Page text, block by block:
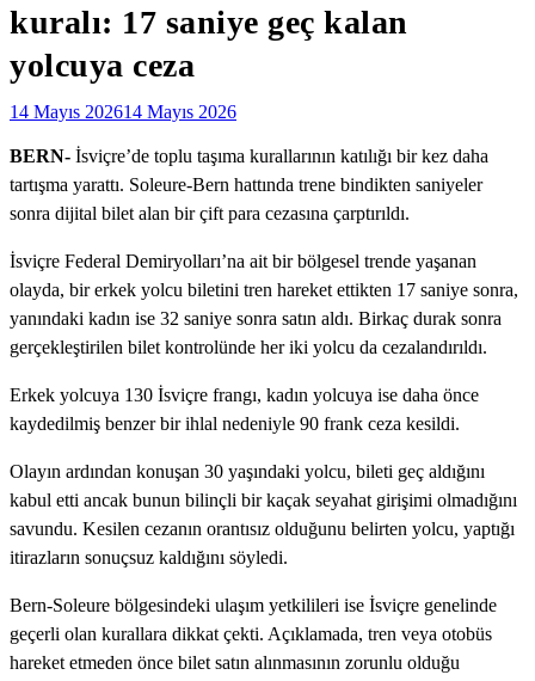
kuralı: 17 saniye geç kalan
yolcuya ceza
14 Mayıs 202614 Mayıs 2026
BERN- İsviçre’de toplu taşıma kurallarının katılığı bir kez daha
tartışma yarattı. Soleure-Bern hattında trene bindikten saniyeler
sonra dijital bilet alan bir çift para cezasına çarptırıldı.
İsviçre Federal Demiryolları’na ait bir bölgesel trende yaşanan
olayda, bir erkek yolcu biletini tren hareket ettikten 17 saniye sonra,
yanındaki kadın ise 32 saniye sonra satın aldı. Birkaç durak sonra
gerçekleştirilen bilet kontrolünde her iki yolcu da cezalandırıldı.
Erkek yolcuya 130 İsviçre frangı, kadın yolcuya ise daha önce
kaydedilmiş benzer bir ihlal nedeniyle 90 frank ceza kesildi.
Olayın ardından konuşan 30 yaşındaki yolcu, bileti geç aldığını
kabul etti ancak bunun bilinçli bir kaçak seyahat girişimi olmadığını
savundu. Kesilen cezanın orantısız olduğunu belirten yolcu, yaptığı
itirazların sonuçsuz kaldığını söyledi.
Bern-Soleure bölgesindeki ulaşım yetkilileri ise İsviçre genelinde
geçerli olan kurallara dikkat çekti. Açıklamada, tren veya otobüs
hareket etmeden önce bilet satın alınmasının zorunlu olduğu